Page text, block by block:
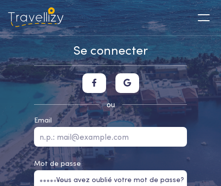
Se connecter
ou
Email
Mot de passe
Vous avez oublié votre mot de passe?